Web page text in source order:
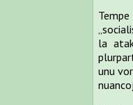
la
unu